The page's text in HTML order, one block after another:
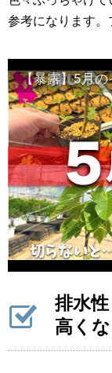
参考になります。
排水
高く